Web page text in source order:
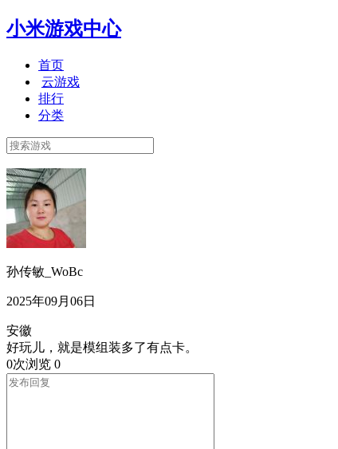
小米游戏中心
首页
云游戏
排行
分类
孙传敏_WoBc
2025年09月06日
安徽
好玩儿，就是模组装多了有点卡。
0次浏览 0